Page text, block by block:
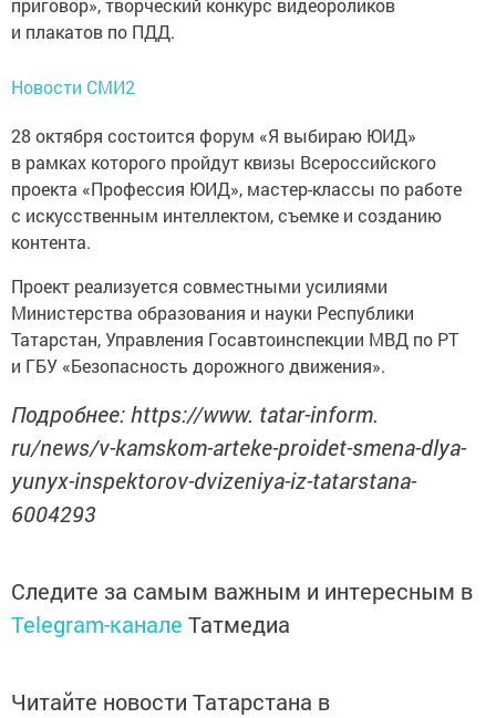
и плакатов по ПДД.
Новости СМИ2
28 октября состоится форум «Я выбираю ЮИД»
в рамках которого пройдут квизы Всероссийского
проекта «Профессия ЮИД», мастер-классы по работе
с искусственным интеллектом, съемке и созданию
контента.
Проект реализуется совместными усилиями
Министерства образования и науки Республики
Татарстан, Управления Госавтоинспекции МВД по РТ
и ГБУ «Безопасность дорожного движения».
Подробнее: https://www. tatar-inform.
ru/news/v-kamskom-arteke-proidet-smena-dlya-
yunyx-inspektorov-dvizeniya-iz-tatarstana-
6004293
Следите за самым важным и интересным в
Telegram-канале Татмедиа
Читайте новости Татарстана в